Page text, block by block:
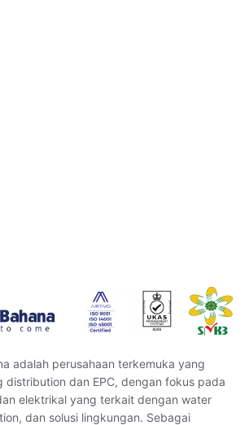
adalah perusahaan terkemuka yang
distribution dan EPC, dengan fokus pada
elektrikal yang terkait dengan water
dan solusi lingkungan. Sebagai